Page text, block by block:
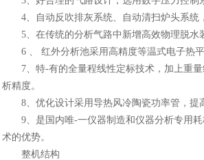
4、自动反吹排灰系统、自动清扫炉头系统
5、在传统的分析气路中新增高效物理脱水
6 、 红外分析池采用高精度等温式电子热平
7、特-有的全量程线性定标技术，加上重量
析精度。
8、优化设计采用导热风冷陶瓷功率管，提
9、是国内唯-一仪器制造和仪器分析专用耗
术的优势。
整机结构